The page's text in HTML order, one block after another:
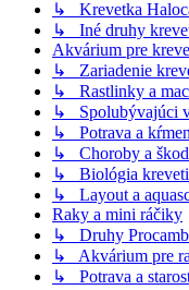
↳ Krevetka
↳ Iné druhy
Akvárium pre
↳ Zariadenie
↳ Rastlinky a
↳ Spolubývajúci
↳ Potrava a
↳ Choroby a
↳ Biológia
↳ Layout a
Raky a mini ráčiky
↳ Druhy
↳ Akvárium pre
↳ Potrava a